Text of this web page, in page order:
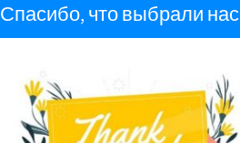
Спасибо, что выбрали нас